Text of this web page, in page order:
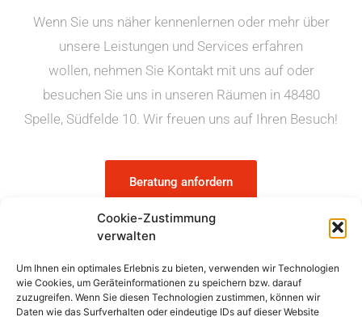
Cookie-Zustimmung
verwalten
Um Ihnen ein optimales Erlebnis zu bieten, verwenden wir Technologien
wie Cookies, um Geräteinformationen zu speichern bzw. darauf
zuzugreifen. Wenn Sie diesen Technologien zustimmen, können wir
Daten wie das Surfverhalten oder eindeutige IDs auf dieser Website
Wenn Sie uns näher kennenlernen oder mehr über
unsere Leistungen und Services erfahren
wollen, nehmen Sie Kontakt mit uns auf oder
besuchen Sie uns in unseren Räumen in 48480
Spelle, Südfelde 10. Wir freuen uns auf Ihren Besuch!
Beratung anfordern
HTW Haus Technik Wilmes GmbH & Co. KG